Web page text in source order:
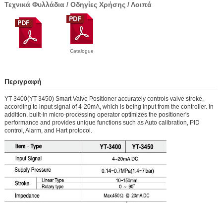
Τεχνικά Φυλλάδια / Οδηγίες Χρήσης / Λοιπά
Catalogue
Περιγραφή
YT-3400(YT-3450) Smart Valve Positioner accurately controls valve stroke,
according to input signal of 4-20mA, which is being input from the controller. In
addition, built-in micro-processing operator optimizes the positioner's
performance and provides unique functions such as Auto calibration, PID
control, Alarm, and Hart protocol.